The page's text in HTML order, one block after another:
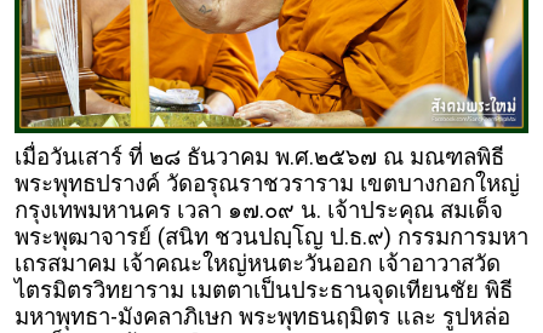
เมื่อวันเสาร์ ที่ ๒๘ ธันวาคม พ.ศ.๒๕๖๗ ณ มณฑลพิธี
พระพุทธปรางค์ วัดอรุณราชวราราม เขตบางกอกใหญ่
กรุงเทพมหานคร เวลา ๑๗.๐๙ น. เจ้าประคุณ สมเด็จ
พระพุฒาจารย์ (สนิท ชวนปญฺโญ ป.ธ.๙) กรรมการมหา
เถรสมาคม เจ้าคณะใหญ่หนตะวันออก เจ้าอาวาสวัด
ไตรมิตรวิทยาราม เมตตาเป็นประธานจุดเทียนชัย พิธี
มหาพุทธา-มังคลาภิเษก พระพุทธนฤมิตร และ รูปหล่อ